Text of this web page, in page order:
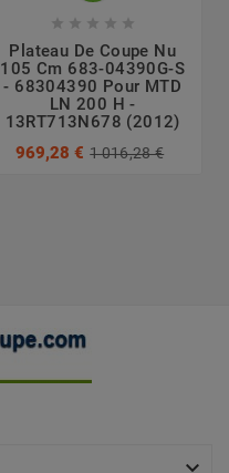
    
Plateau De Coupe Nu
105 Cm 683-04390G-S
- 68304390 Pour MTD
LN 200 H -
13RT713N678 (2012)
969,28 € 1 016,28 €